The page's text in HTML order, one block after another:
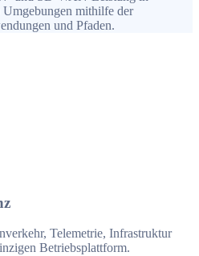
Umgebungen mithilfe der
und Pfaden.
Telemetrie, Infrastruktur
Betriebsplattform.